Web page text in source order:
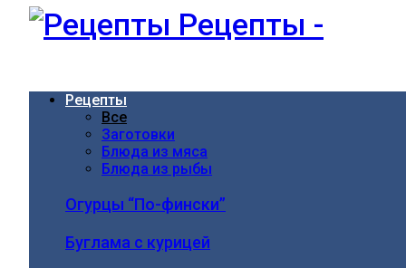
Рецепты -
Рецепты
Все
Заготовки
Блюда из мяса
Блюда из рыбы
Огурцы “По-фински”
Буглама с курицей